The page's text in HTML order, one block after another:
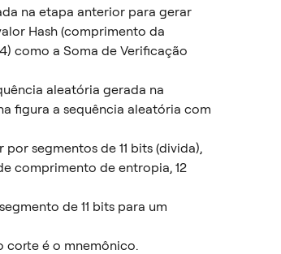
na etapa anterior para gerar
Hash (comprimento da
como a Soma de Verificação
aleatória gerada na
figura a sequência aleatória com
segmentos de 11 bits (divida),
comprimento de entropia, 12
de 11 bits para um
corte é o mnemônico.